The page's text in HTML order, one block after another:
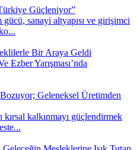
Güçleniyor”
sanayi altyapısı ve girişimci
Bir Araya Geldi
Ezber Yarışması’nda
Geleneksel Üretimden
kalkınmayı güçlendirmek